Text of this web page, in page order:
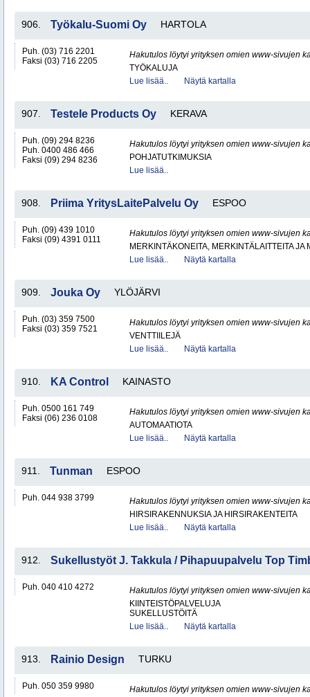
906. Työkalu-Suomi Oy HARTOLA
Puh. (03) 716 2201
Faksi (03) 716 2205
Hakutulos löytyi yrityksen omien www-sivujen
TYÖKALUJA
Lue lisää..
Näytä kartalla
907. Testele Products Oy KERAVA
Puh. (09) 294 8236
Puh. 0400 486 466
Faksi (09) 294 8236
Hakutulos löytyi yrityksen omien www-sivujen
POHJATUTKIMUKSIA
Lue lisää..
908. Priima YritysLaitePalvelu Oy ESPOO
Puh. (09) 439 1010
Faksi (09) 4391 0111
Hakutulos löytyi yrityksen omien www-sivujen
MERKINTÄKONEITA, MERKINTÄLAITTEITA JA
Lue lisää..
Näytä kartalla
909. Jouka Oy YLÖJÄRVI
Puh. (03) 359 7500
Faksi (03) 359 7521
Hakutulos löytyi yrityksen omien www-sivujen
VENTTIILEJÄ
Lue lisää..
Näytä kartalla
910. KA Control KAINASTO
Puh. 0500 161 749
Faksi (06) 236 0108
Hakutulos löytyi yrityksen omien www-sivujen
AUTOMAATIOTA
Lue lisää..
Näytä kartalla
911. Tunman ESPOO
Puh. 044 938 3799
Hakutulos löytyi yrityksen omien www-sivujen
HIRSIRAKENNUKSIA JA HIRSIRAKENTEITA
Lue lisää..
Näytä kartalla
912. Sukellustyöt J. Takkula / Pihapuupalvelu Top
Puh. 040 410 4272
Hakutulos löytyi yrityksen omien www-sivujen
KIINTEISTÖPALVELUJA
SUKELLUSTÖITÄ
Lue lisää..
Näytä kartalla
913. Rainio Design TURKU
Puh. 050 359 9980
Hakutulos löytyi yrityksen omien www-sivujen